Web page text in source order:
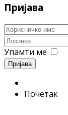
Пријава
Упамти ме
Пријава
Почетак